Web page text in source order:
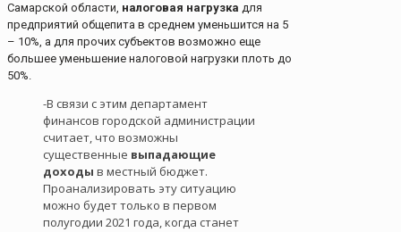
Самарской области, налоговая нагрузка для
предприятий общепита в среднем уменьшится на 5
– 10%, а для прочих субъектов возможно еще
большее уменьшение налоговой нагрузки плоть до
50%.
-В связи с этим департамент
финансов городской администрации
считает, что возможны
существенные выпадающие
доходы в местный бюджет.
Проанализировать эту ситуацию
можно будет только в первом
полугодии 2021 года, когда станет